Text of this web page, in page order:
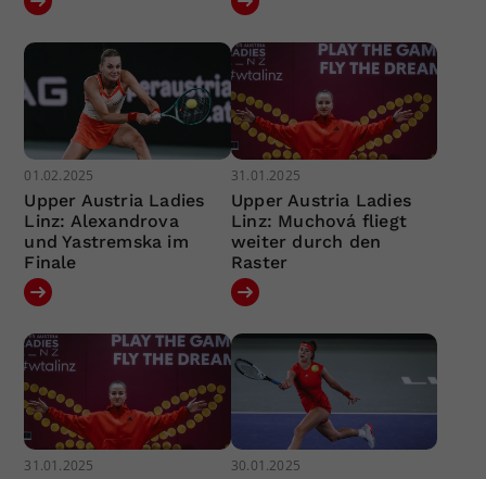
01.02.2025
Upper Austria Ladies
Linz: Alexandrova
und Yastremska im
Finale
31.01.2025
Upper Austria Ladies
Linz: Muchová fliegt
weiter durch den
Raster
31.01.2025 30.01.2025